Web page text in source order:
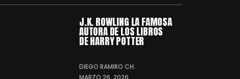
J.K. ROWLING LA FAMOSA
AUTORA DE LOS LIBROS
DE HARRY POTTER
DIEGO RAMIRO CH.
MARZO 26, 2026